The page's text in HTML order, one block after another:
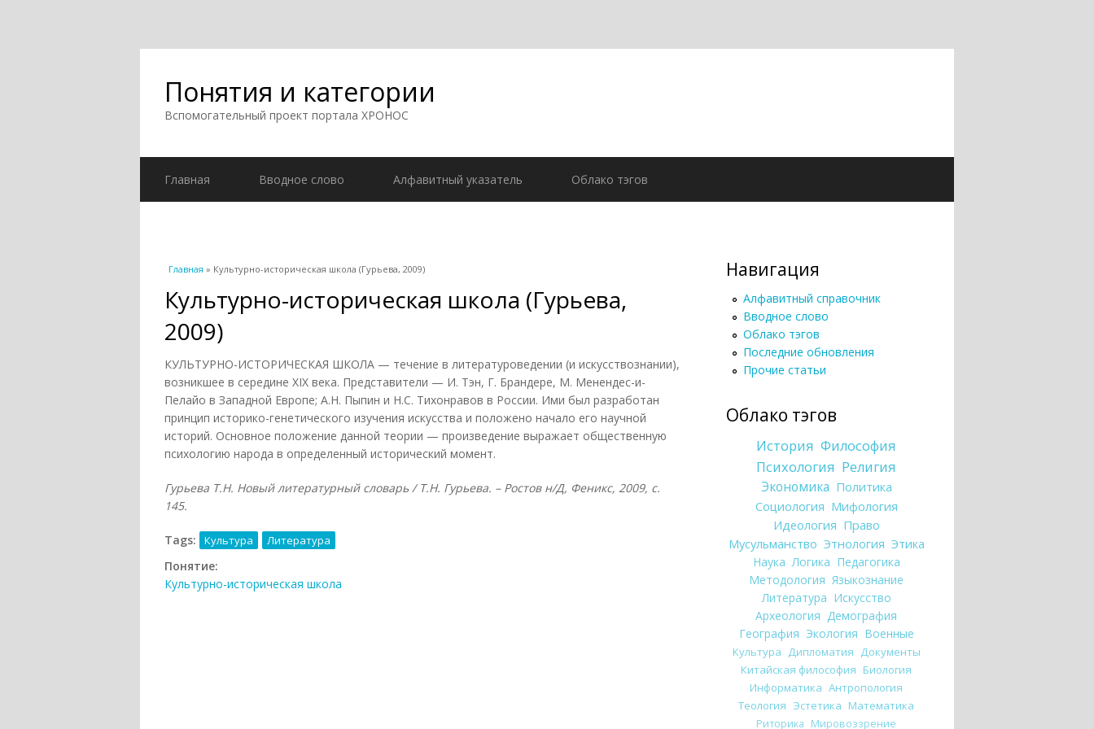
Понятия и категории
Вспомогательный проект портала ХРОНОС
Главная Вводное слово Алфавитный указатель Облако тэгов
Вы здесь
Главная » Культурно-историческая школа (Гурьева, 2009)
Культурно-историческая школа (Гурьева,
2009)
КУЛЬТУРНО-ИСТОРИЧЕСКАЯ ШКОЛА — течение в литературоведении (и искусствознании),
возникшее в середине XIX века. Представители — И. Тэн, Г. Брандере, М. Менендес-и-
Пелайо в Западной Европе; А.Н. Пыпин и Н.С. Тихонравов в России. Ими был разработан
принцип историко-генетического изучения искусства и положено начало его научной
историй. Основное положение данной теории — произведение выражает общественную
психологию народа в определенный исторический момент.
Гурьева Т.Н. Новый литературный словарь / Т.Н. Гурьева. – Ростов н/Д, Феникс, 2009, с.
145.
Tags: Культура Литература
Понятие:
Культурно-историческая школа
Навигация
Алфавитный справочник
Вводное слово
Облако тэгов
Последние обновления
Прочие статьи
Облако тэгов
История Философия
Психология Религия
Экономика Политика
Социология Мифология
Идеология Право
Мусульманство Этнология Этика
Наука Логика Педагогика
Методология Языкознание
Литература Искусство
Археология Демография
География Экология Военные
Культура Дипломатия Документы
Китайская философия Биология
Информатика Антропология
Теология Эстетика Математика
Риторика Мировоззрение